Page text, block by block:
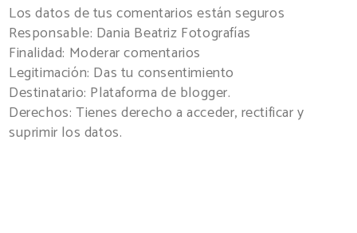
Los datos de tus comentarios están seguros
Responsable: Dania Beatriz Fotografías
Finalidad: Moderar comentarios
Legitimación: Das tu consentimiento
Destinatario: Plataforma de blogger.
Derechos: Tienes derecho a acceder, rectificar y
suprimir los datos.